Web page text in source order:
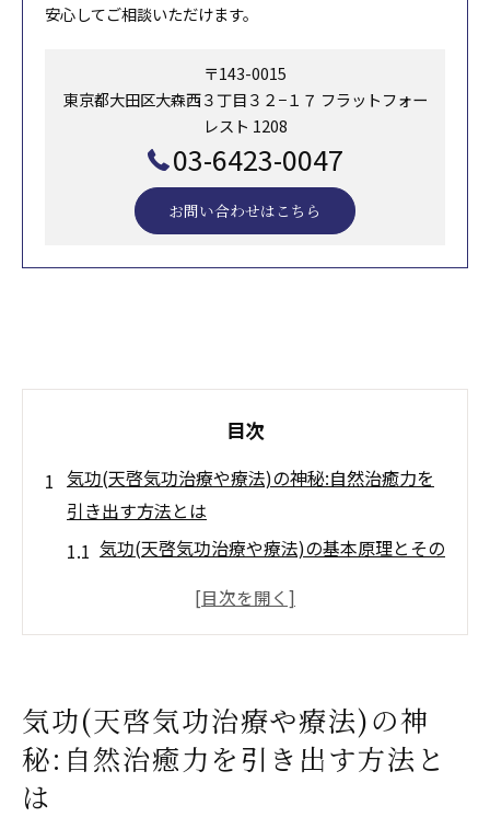
安心してご相談いただけます。
〒143-0015
東京都大田区大森西３丁目３２−１７ フラットフォー
レスト 1208
03-6423-0047
お問い合わせはこちら
目次
気功(天啓気功治療や療法)の神秘:自然治癒力を
引き出す方法とは
気功(天啓気功治療や療法)の基本原理とその
自然治癒力を活性化するための呼吸法
気功(天啓気功治療や療法)の動きがもたらす
身体への変化
気功(天啓気功治療や療法)の神
秘:自然治癒力を引き出す方法と
は